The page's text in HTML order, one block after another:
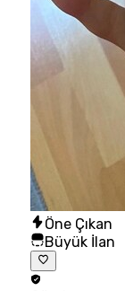
Öne Çıkan
Büyük İlan